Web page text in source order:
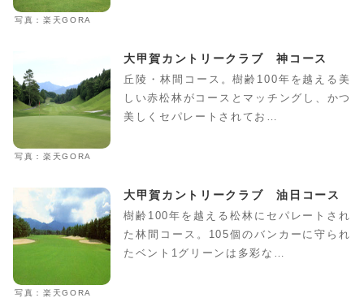
写真：楽天GORA
写真：楽天GORA
大甲賀カントリークラブ 神コース
丘陵・林間コース。樹齢100年を越える美
しい赤松林がコースとマッチングし、かつ
美しくセパレートされてお…
写真：楽天GORA
大甲賀カントリークラブ 油日コース
樹齢100年を越える松林にセパレートされ
た林間コース。105個のバンカーに守られ
たベント1グリーンは多彩な…